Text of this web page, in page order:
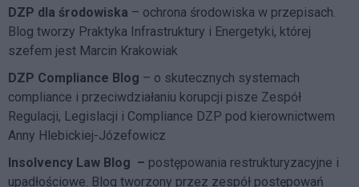
DZP dla środowiska – ochrona środowiska w przepisach.
Blog tworzy Praktyka Infrastruktury i Energetyki, której
szefem jest Marcin Krakowiak
DZP Compliance Blog – o skutecznych systemach
compliance i przeciwdziałaniu korupcji pisze Zespół
Regulacji, Legislacji i Compliance DZP pod kierownictwem
Anny Hlebickiej-Józefowicz
Insolvency Law Blog – postępowania restrukturyzacyjne i
upadłościowe. Blog tworzony przez zespół postępowań